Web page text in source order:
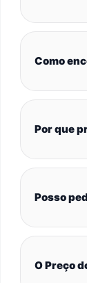
Como
Por que
Posso
O Preço